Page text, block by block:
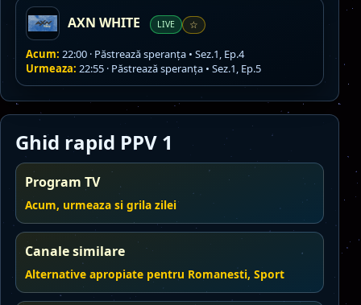
AXN WHITE LIVE ☆
Acum: 22:00 · Păstrează speranța • Sez.1, Ep.4
Urmeaza: 22:55 · Păstrează speranța • Sez.1, Ep.5
Ghid rapid PPV 1
Program TV
Acum, urmeaza si grila zilei
Canale similare
Alternative apropiate pentru Romanesti, Sport